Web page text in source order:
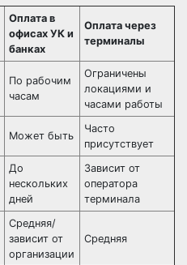
Оплата в
офисах УК и
банках
Оплата через
терминалы
По рабочим
часам
Ограничены
локациями и
часами работы
Может быть
Часто
присутствует
До
нескольких
дней
Зависит от
оператора
терминала
Средняя/
зависит от
организации
Средняя